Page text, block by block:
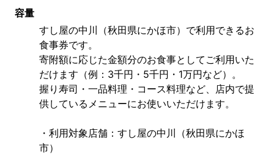
容量
すし屋の中川（秋田県にかほ市）で利用できるお
食事券です。
寄附額に応じた金額分のお食事としてご利用いた
だけます（例：3千円・5千円・1万円など）。
握り寿司・一品料理・コース料理など、店内で提
供しているメニューにお使いいただけます。
・利用対象店舗：すし屋の中川（秋田県にかほ
市）